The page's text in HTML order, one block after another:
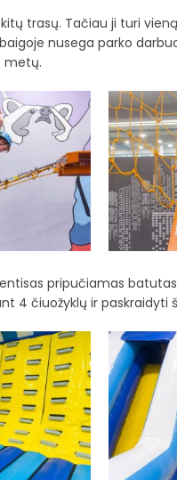
trasų. Tačiau ji turi
nusega parko
metų.
pripučiamas
4 čiuožyklų ir paskraidyti